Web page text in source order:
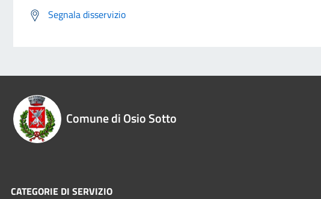
Segnala disservizio
Comune di Osio Sotto
CATEGORIE DI SERVIZIO